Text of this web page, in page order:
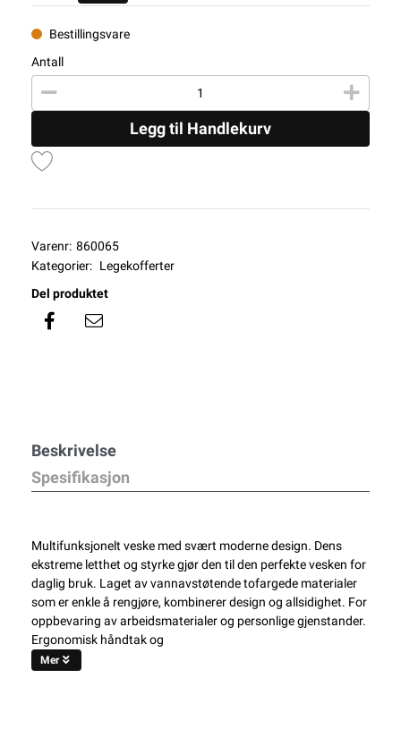
Bestillingsvare
Antall
Legg til Handlekurv
Varenr: 860065
Kategorier: Legekofferter
Del produktet
Beskrivelse
Spesifikasjon
Multifunksjonelt veske med svært moderne design. Dens
ekstreme letthet og styrke gjør den til den perfekte vesken for
daglig bruk. Laget av vannavstøtende tofargede materialer
som er enkle å rengjøre, kombinerer design og allsidighet. For
oppbevaring av arbeidsmaterialer og personlige gjenstander.
Ergonomisk håndtak og
Mer